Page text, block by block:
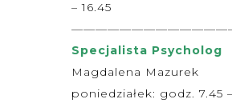
– 16.45
Specjalista Psycholog
Magdalena Mazurek
poniedziałek: godz. 7.45